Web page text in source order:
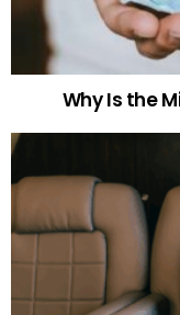
Why Is the